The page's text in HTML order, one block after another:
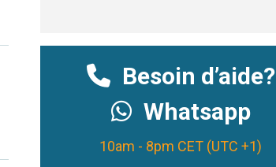
Besoin d’aide?
Whatsapp
10am - 8pm CET (UTC +1)